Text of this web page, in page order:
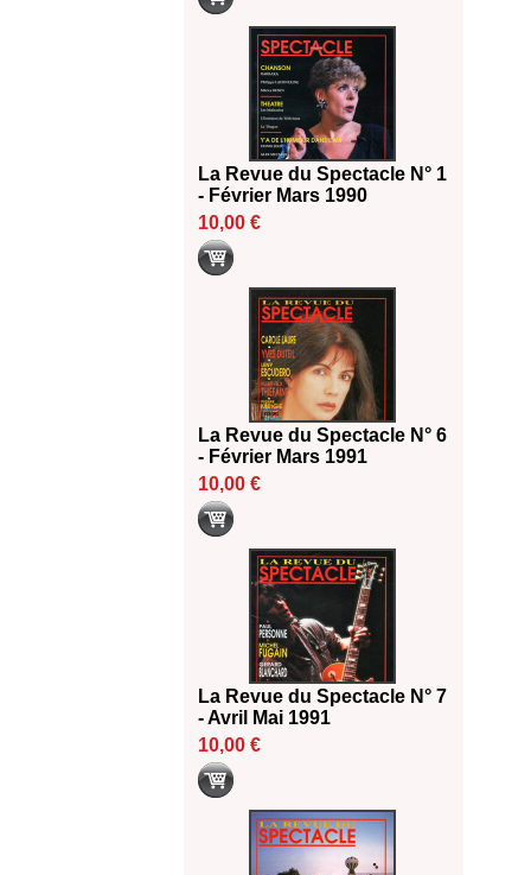
La Revue du Spectacle N° 1
- Février Mars 1990
10,00 €
La Revue du Spectacle N° 6
- Février Mars 1991
10,00 €
La Revue du Spectacle N° 7
- Avril Mai 1991
10,00 €